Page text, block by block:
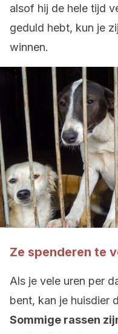
alsof hij de hele tijd
geduld hebt, kun je
winnen.
Ze spenderen te
Als je vele uren per
bent, kan je huisdier
Sommige rassen